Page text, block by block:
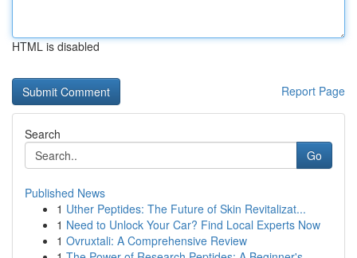
HTML is disabled
Report Page
Search
Go
Published News
1 Uther Peptides: The Future of Skin Revitalizat...
1 Need to Unlock Your Car? Find Local Experts Now
1 Ovruxtali: A Comprehensive Review